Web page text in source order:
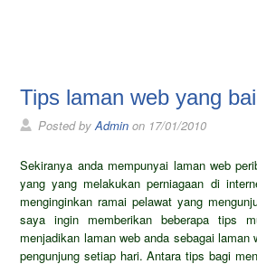
Tips laman web yang
Posted byAdmin on 17/01/2010
Sekiranya anda mempunyai laman web
yang yang melakukan perniagaan di
menginginkan ramai pelawat yang
saya ingin memberikan beberapa tips
menjadikan laman web anda sebagai laman
pengunjung setiap hari. Antara tips bagi